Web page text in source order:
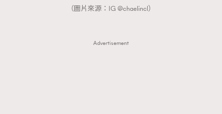
（圖片來源：IG @chaelincl）
Advertisement